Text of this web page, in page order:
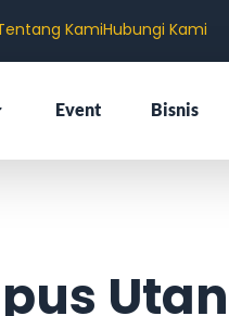
KamiHubungi Kami
Event Bisnis